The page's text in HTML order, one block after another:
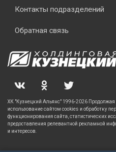
Контакты подразделений
Обратная связь
ХК "Кузнецкий Альянс" 1996-2026 Продолжая
использование сайтом cookies и обработку
функционирования сайта, статистических
предоставления релевантной рекламной
и интересов.